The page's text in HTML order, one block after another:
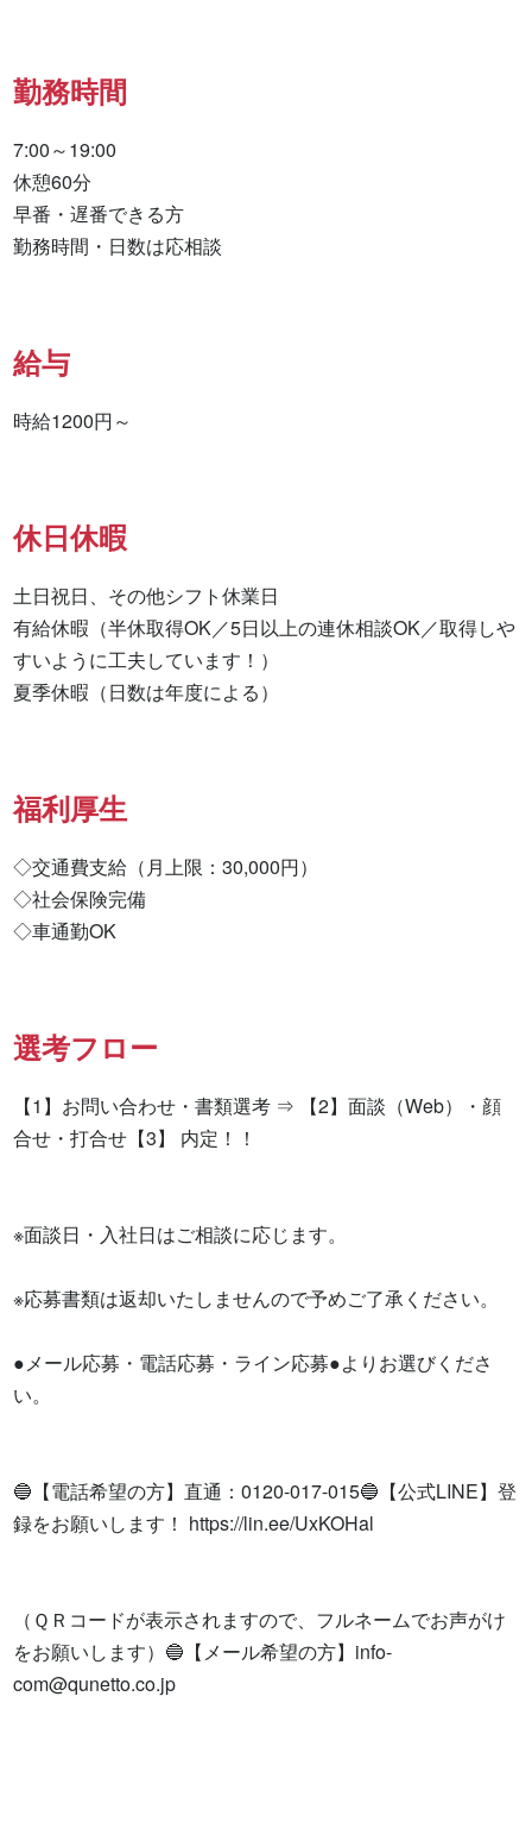
勤務時間
7:00～19:00
休憩60分
早番・遅番できる方
給与
時給1200円～
休日休暇
土日祝日、その他シフト休業日
有給休暇（半休取得OK／5日以上の連休相談OK／取得しや
すいように工夫しています！）
夏季休暇（日数は年度による）
福利厚生
◇交通費支給（月上限：30,000円）
◇社会保険完備
◇車通勤OK
選考フロー
【1】お問い合わせ・書類選考 ⇒ 【2】面談（Web）・顔
合せ・打合せ【3】 内定！！
※面談日・入社日はご相談に応じます。
※応募書類は返却いたしませんので予めご了承ください。
●メール応募・電話応募・ライン応募●よりお選びくださ
い。
🔵【電話希望の方】直通：0120-017-015🔵【公式LINE】登
録をお願いします！ https://lin.ee/UxKOHal
（ＱＲコードが表示されますので、フルネームでお声がけ
をお願いします）🔵【メール希望の方】 info-
com@qunetto.co.jp